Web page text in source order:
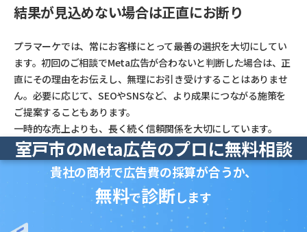
結果が見込めない場合は正直にお断り
プラマーケでは、常にお客様にとって最善の選択を大切にしてい
ます。初回のご相談でMeta広告が合わないと判断した場合は、正
直にその理由をお伝えし、無理にお引き受けすることはありませ
ん。必要に応じて、SEOやSNSなど、より成果につながる施策を
ご提案することもあります。
一時的な売上よりも、長く続く信頼関係を大切にしています。
室戸市のMeta広告のプロに無料相談
貴社の商材で広告費の採算が合うか、
無料で診断します